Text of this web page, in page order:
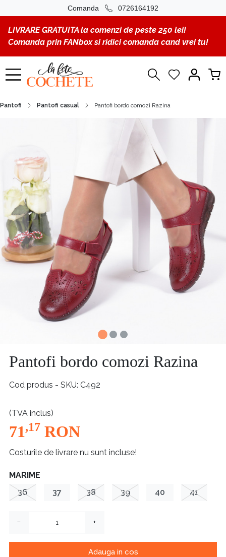
Comanda 0726164192
LIVRARE GRATUITA la comenzi de peste 250 lei!
Comanda prin FANbox si ridici comanda cand vrei tu!
Pantofi Pantofi casual Pantofi bordo comozi Razina
Pantofi bordo comozi Razina
Cod produs - SKU C492
71,17 RON
(TVA inclus)
Costurile de livrare nu sunt incluse!
MARIME
36
37 38 39 40 41
− +
Adauga in cos